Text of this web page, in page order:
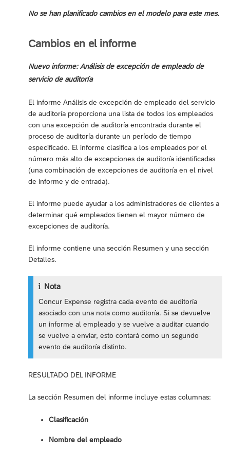
No se han planificado cambios en el modelo para este mes.
Cambios en el informe
Nuevo informe: Análisis de excepción de empleado de
servicio de auditoría
El informe Análisis de excepción de empleado del servicio
de auditoría proporciona una lista de todos los empleados
con una excepción de auditoría encontrada durante el
proceso de auditoría durante un período de tiempo
especificado. El informe clasifica a los empleados por el
número más alto de excepciones de auditoría identificadas
(una combinación de excepciones de auditoría en el nivel
de informe y de entrada).
El informe puede ayudar a los administradores de clientes a
determinar qué empleados tienen el mayor número de
excepciones de auditoría.
El informe contiene una sección Resumen y una sección
Detalles.
Nota
Concur Expense registra cada evento de auditoría
asociado con una nota como auditoría. Si se devuelve
un informe al empleado y se vuelve a auditar cuando
se vuelve a enviar, esto contará como un segundo
evento de auditoría distinto.
RESULTADO DEL INFORME
La sección Resumen del informe incluye estas columnas:
Clasificación
Nombre del empleado